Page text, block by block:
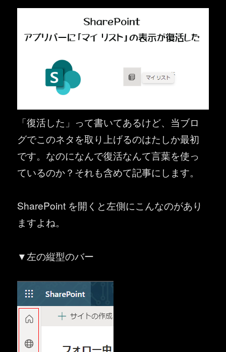
「復活した」って書いてあるけど、当ブロ
グでこのネタを取り上げるのはたしか最初
です。なのになんで復活なんて言葉を使っ
ているのか？それも含めて記事にします。
SharePoint を開くと左側にこんなのがあり
ますよね。
▼左の縦型のバー